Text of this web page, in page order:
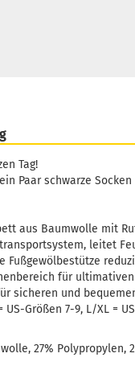
Tag!
Paar schwarze
aus Baumwolle mit
leitet
Fußgewölbestütze
für
sicheren und
US-Größen 7-9, L/XL =
27% Polypropylen,